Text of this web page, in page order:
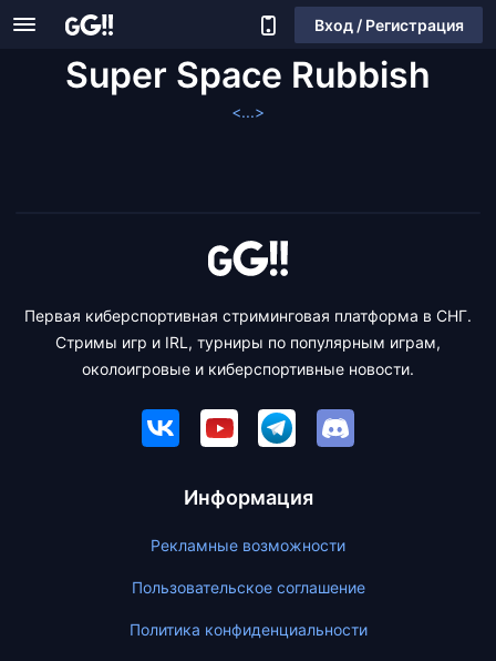
Вход / Регистрация
Super Space Rubbish
<...>
Первая киберспортивная стриминговая платформа в СНГ.
Стримы игр и IRL, турниры по популярным играм,
околоигровые и киберспортивные новости.
Информация
Рекламные возможности
Пользовательское соглашение
Политика конфиденциальности